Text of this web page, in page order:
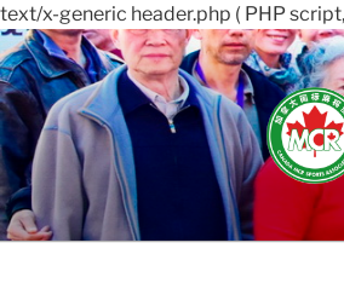
text/x-generic header.php ( PHP
Skip
to
content